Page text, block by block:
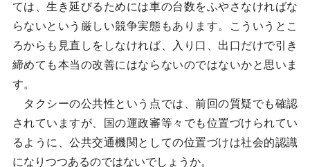
ては、生き延びるためには車の台数をふやさなければな
らないという厳しい競争実態もあります。こういうとこ
ろからも見直しをしなければ、入り口、出口だけで引き
締めても本当の改善にはならないのではないかと思いま
す。
タクシーの公共性という点では、前回の質疑でも確認
されていますが、国の運政審等々でも位置づけられてい
るように、公共交通機関としての位置づけは社会的認識
になりつつあるのではないでしょうか。